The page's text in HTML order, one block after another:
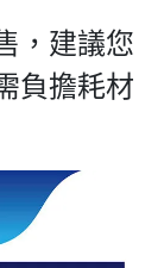
，建議您
負擔耗材